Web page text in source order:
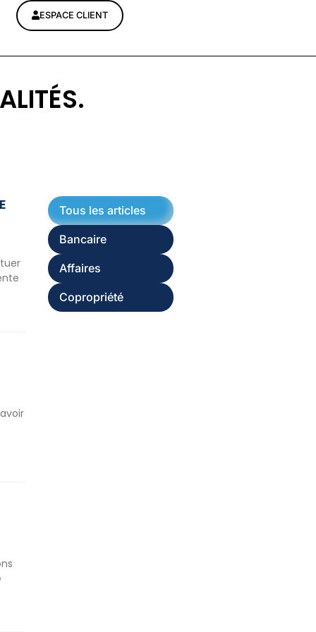
ESPACE CLIENT
Tous les articles
Bancaire
Affaires
Copropriété